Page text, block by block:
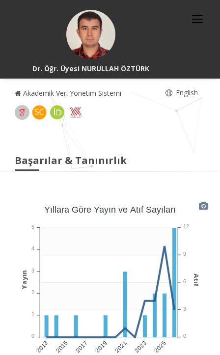
Dr. Öğr. Üyesi NURULLAH ÖZTÜRK
Akademik Veri Yönetim Sistemi English
Başarılar & Tanınırlık
2013 2015 2017 2019 2021 2023 2025
Yıllara Göre Yayın ve Atıf Sayıları
12
9
6
3
0
Atıf
5
4
3
2
1
0
Yayın